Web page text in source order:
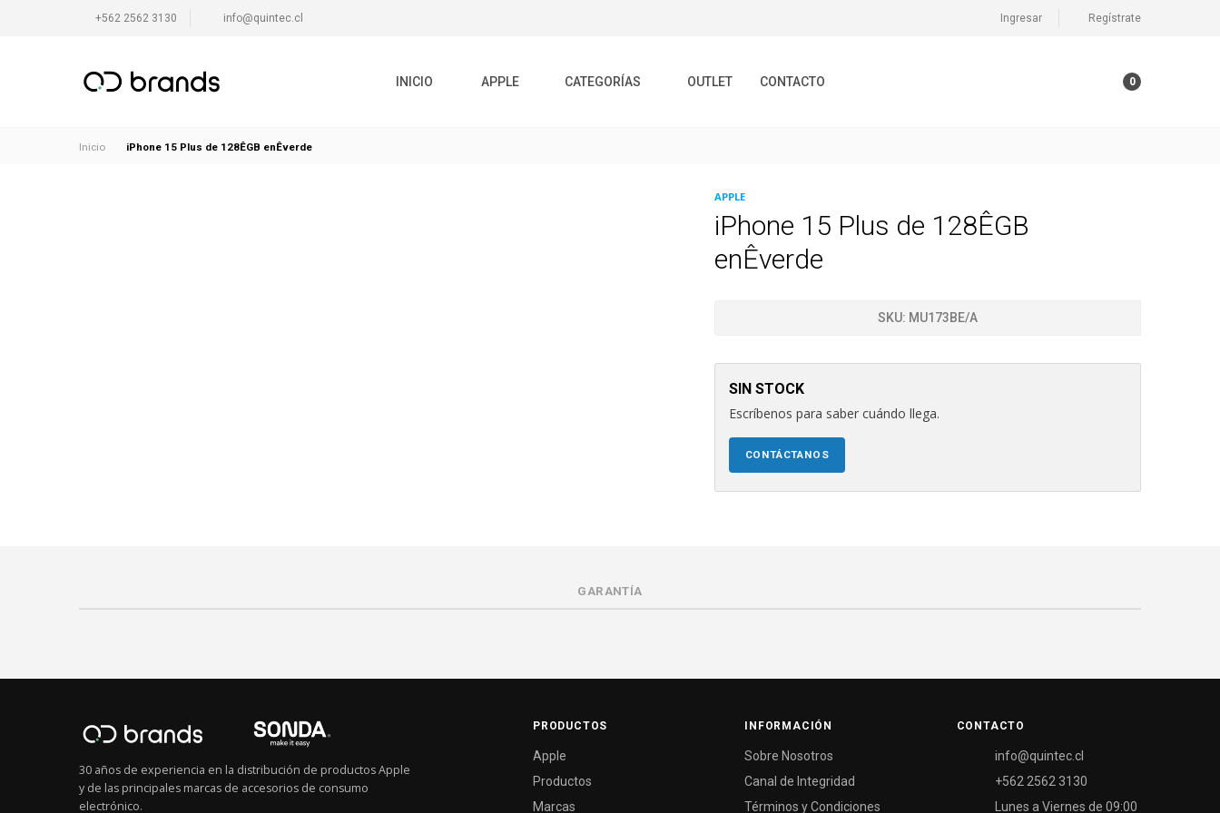
+562 2562 3130 info@quintec.cl Ingresar Regístrate
INICIO APPLE CATEGORÍAS OUTLET CONTACTO 0
Inicio iPhone 15 Plus de 128ÊGB enÊverde
APPLE
iPhone 15 Plus de 128ÊGB
enÊverde
SKU: MU173BE/A
SIN STOCK
Escríbenos para saber cuándo llega.
CONTÁCTANOS
GARANTÍA
30 años de experiencia en la distribución de productos Apple
y de las principales marcas de accesorios de consumo
electrónico.
PRODUCTOS
Apple
Productos
Marcas
INFORMACIÓN
Sobre Nosotros
Canal de Integridad
Términos y Condiciones
CONTACTO
info@quintec.cl
+562 2562 3130
Lunes a Viernes de 09:00